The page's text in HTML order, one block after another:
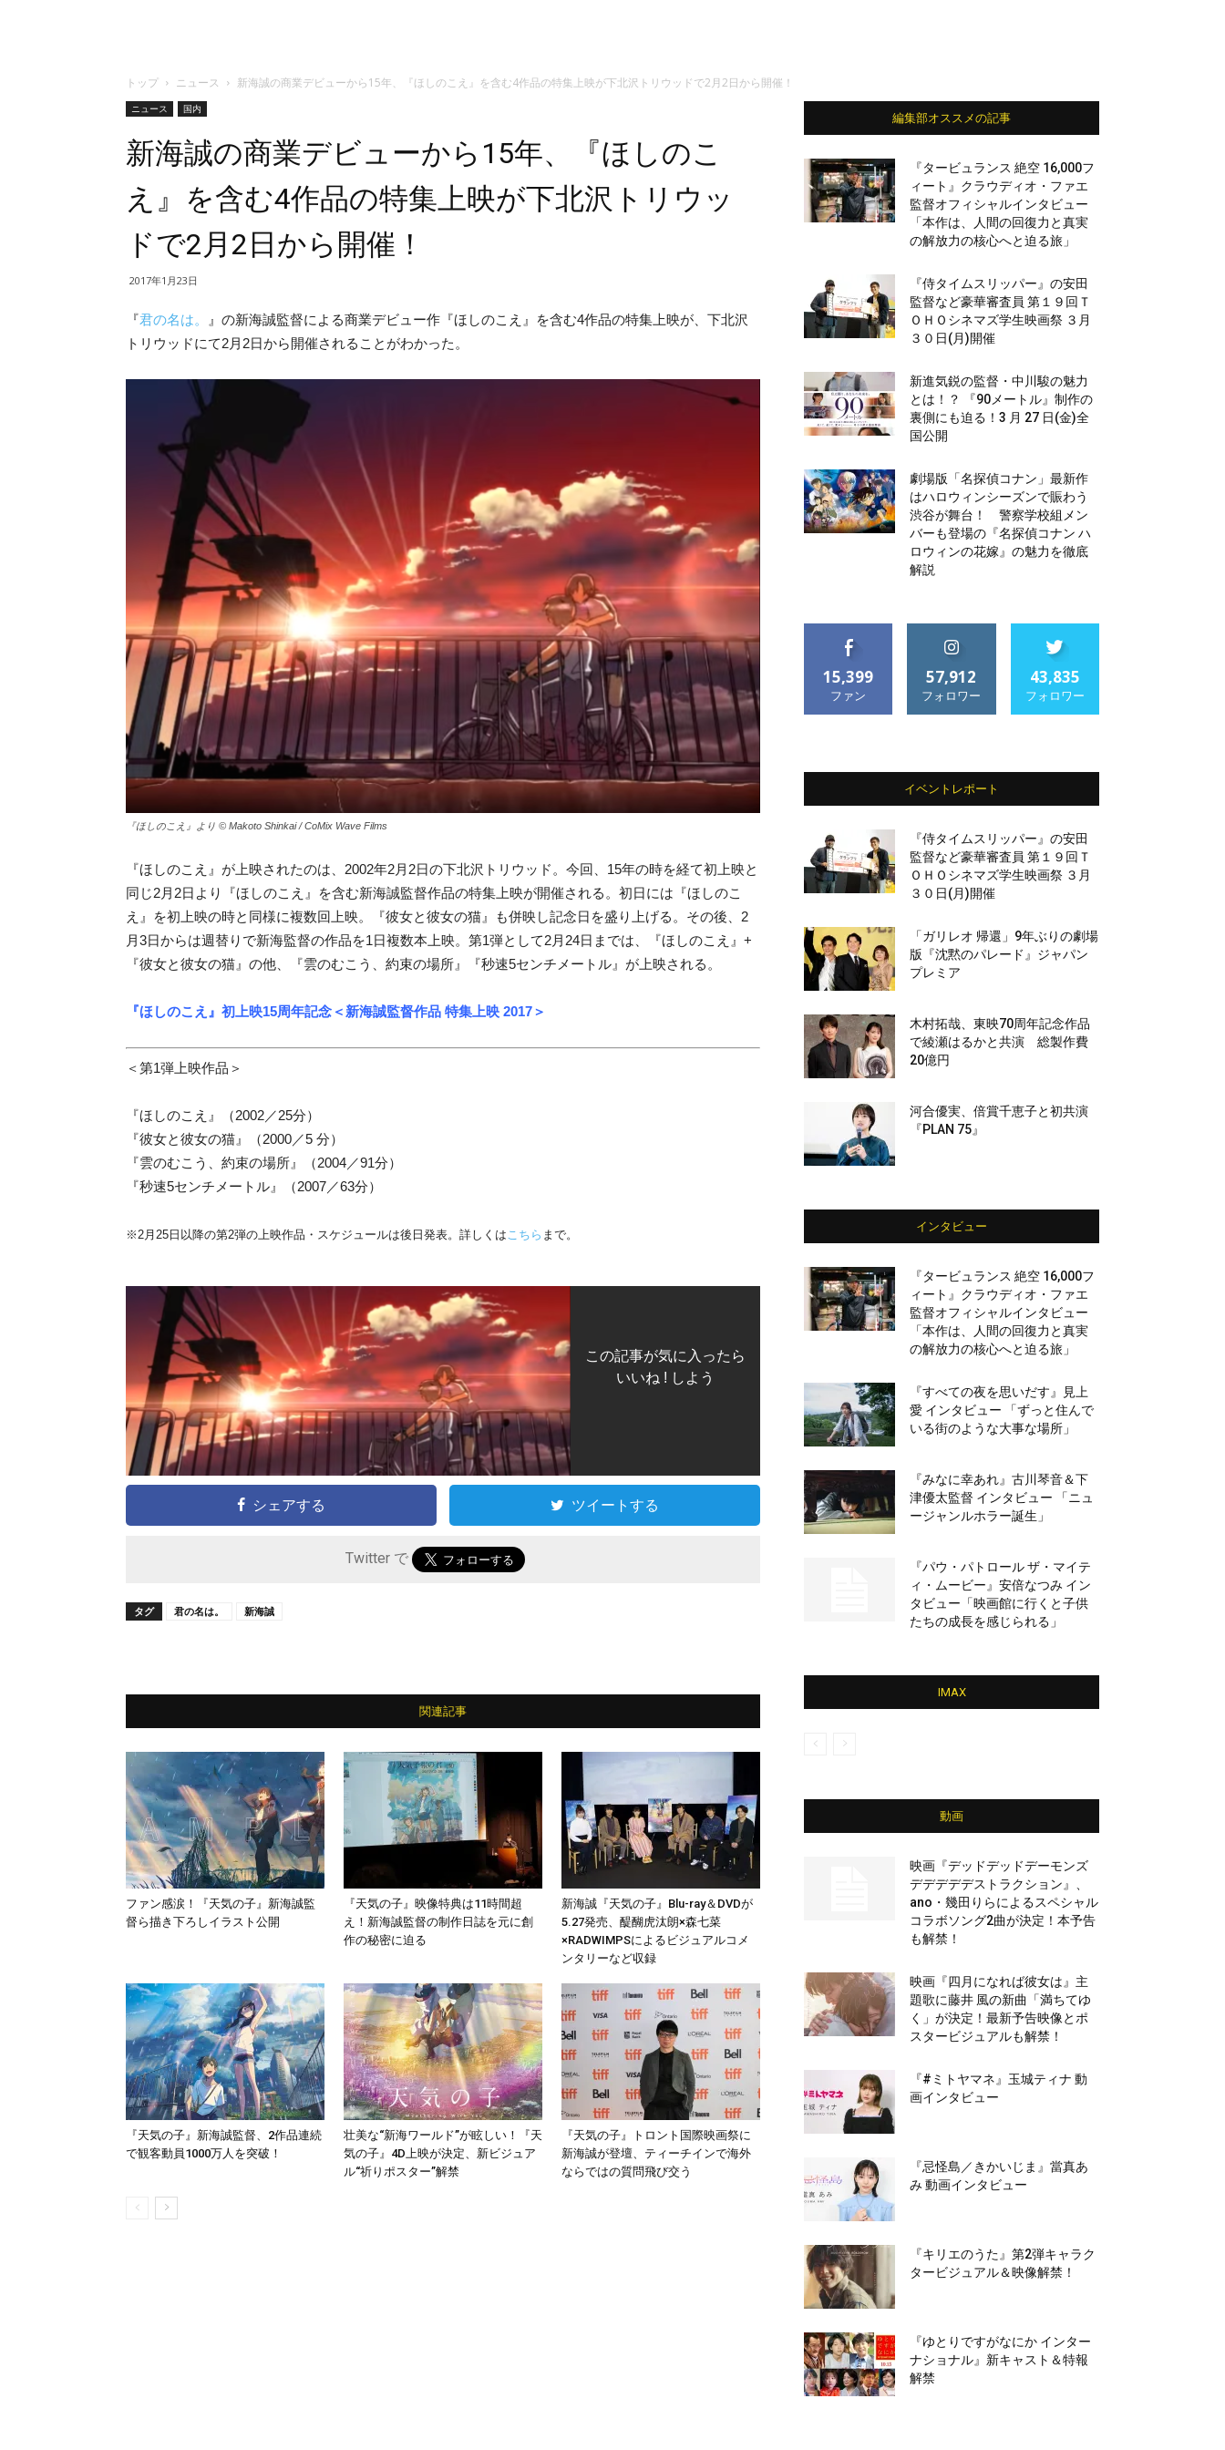
トップ ニュース 新海誠の商業デビューから15年、『ほしのこえ』を含む4作品の特集上映が下北沢トリウッドで2月2日から開催！
ニュース 国内
新海誠の商業デビューから15年、『ほしのこ
え』を含む4作品の特集上映が下北沢トリウッ
ドで2月2日から開催！
2017年1月23日
『君の名は。
』の新海誠監督による商業デビュー作『ほしのこえ』を含む4作品の特集上映が、下北沢
トリウッドにて2月2日から開催されることがわかった。
『ほしのこえ』より © Makoto Shinkai / CoMix Wave Films
『ほしのこえ』が上映されたのは、2002年2月2日の下北沢トリウッド。今回、 15年の時を経て初上映と
同じ2月2日より『ほしのこえ』を含む新海誠監督作品の特集上映が開催される。初日には 『ほしのこ
え』を初上映の時と同様に複数回上映。
『彼女と彼女の猫』も併映し記念日を盛り上げる。 その後、2
月3日からは週替りで新海監督の作品を1日複数本上映。第1弾として2月24日までは、
『ほしのこえ』+
『彼女と彼女の猫』の他、『雲のむこう、約束の場所』『秒速5センチメートル』が上映される。
『ほしのこえ』初上映15周年記念＜新海誠監督作品 特集上映 2017＞
＜第1弾上映作品＞
『ほしのこえ』（2002／25分）
『彼女と彼女の猫』（2000／5 分）
『雲のむこう、約束の場所』（2004／91分）
『秒速5センチメートル』（2007／63分）
※2月25日以降の第2弾の上映作品・スケジュールは後日発表。詳しくは こちら まで。
この記事が気に入ったら
いいね ! しよう
シェアする ツイートする
Twitter で
タグ 君の名は。 新海誠
関連記事
ファン感涙！『天気の子』新海誠監
督ら描き下ろしイラスト公開
『天気の子』映像特典は11時間超
え！新海誠監督の制作日誌を元に創
作の秘密に迫る
新海誠『天気の子』Blu-ray＆DVDが
5.27発売、醍醐⻁汰朗×森七菜
×RADWIMPSによるビジュアルコメ
ンタリーなど収録
『天気の子』新海誠監督、2作品連続
で観客動員1000万人を突破！
壮美な“新海ワールド”が眩しい！『天
気の子』4D上映が決定、新ビジュア
ル“祈りポスター”解禁
『天気の子』トロント国際映画祭に
新海誠が登壇、ティーチインで海外
ならではの質問飛び交う
編集部オススメの記事
『タービュランス 絶空 16,000フ
ィート』クラウディオ・ファエ
監督オフィシャルインタビュー
「本作は、人間の回復力と真実
の解放力の核心へと迫る旅」
『侍タイムスリッパー』の安田
監督など豪華審査員 第１９回Ｔ
ＯＨＯシネマズ学生映画祭 ３月
３０日(月)開催
新進気鋭の監督・中川駿の魅力
とは！？ 『90メートル』制作の
裏側にも迫る！3 月 27 日(金)全
国公開
劇場版「名探偵コナン」最新作
はハロウィンシーズンで賑わう
渋谷が舞台！ 警察学校組メン
バーも登場の『名探偵コナン ハ
ロウィンの花嫁』の魅力を徹底
解説
15,399
ファン
57,912
フォロワー
43,835
フォロワー
イベントレポート
『侍タイムスリッパー』の安田
監督など豪華審査員 第１９回Ｔ
ＯＨＯシネマズ学生映画祭 ３月
３０日(月)開催
「ガリレオ 帰還」9年ぶりの劇場
版『沈黙のパレード』ジャパン
プレミア
木村拓哉、東映70周年記念作品
で綾瀬はるかと共演 総製作費
20億円
河合優実、倍賞千恵子と初共演
『PLAN 75』
インタビュー
『タービュランス 絶空 16,000フ
ィート』クラウディオ・ファエ
監督オフィシャルインタビュー
「本作は、人間の回復力と真実
の解放力の核心へと迫る旅」
『すべての夜を思いだす』見上
愛 インタビュー 「ずっと住んで
いる街のような大事な場所」
『みなに幸あれ』古川琴音＆下
津優太監督 インタビュー 「ニュ
ージャンルホラー誕生」
『パウ・パトロール ザ・マイテ
ィ・ムービー』安倍なつみ イン
タビュー「映画館に行くと子供
たちの成長を感じられる」
IMAX
動画
映画『デッドデッドデーモンズ
デデデデデストラクション』、
ano・幾田りらによるスペシャル
コラボソング2曲が決定！本予告
も解禁！
映画『四月になれば彼女は』主
題歌に藤井 風の新曲「満ちてゆ
く」が決定！最新予告映像とポ
スタービジュアルも解禁！
『#ミトヤマネ』玉城ティナ 動
画インタビュー
『忌怪島／きかいじま』當真あ
み 動画インタビュー
『キリエのうた』第2弾キャラク
タービジュアル＆映像解禁！
『ゆとりですがなにか インター
ナショナル』新キャスト＆特報
解禁